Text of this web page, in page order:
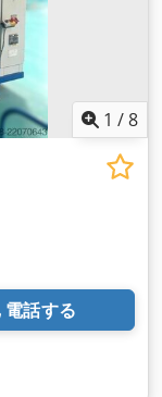
1 /8
電話する